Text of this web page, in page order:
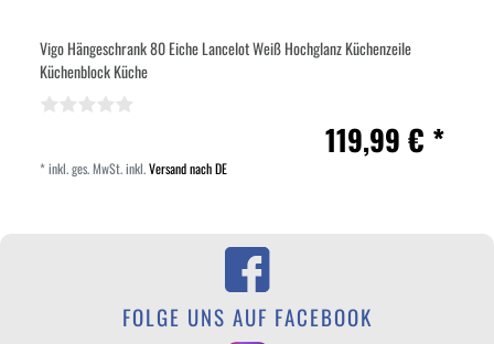
Vigo Hängeschrank 80 Eiche Lancelot Weiß Hochglanz Küchenzeile
Küchenblock Küche
119,99 € *
*inkl. ges. MwSt.inkl.Versand nach DE
FOLGE UNS AUF FACEBOOK